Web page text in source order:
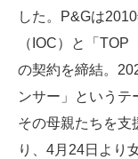
した。P&Gは
（IOC）と「TOP
の契約を締結。
ンサー」というテ
その母親たちを支
り、4月24日より